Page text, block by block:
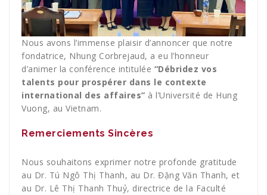
Nous avons l’immense plaisir d’annoncer que notre
fondatrice, Nhung Corbrejaud, a eu l’honneur
d’animer la conférence intitulée “Débridez vos
talents pour prospérer dans le contexte
international des affaires” à l’Université de Hung
Vuong, au Vietnam.
Remerciements Sincères
Nous souhaitons exprimer notre profonde gratitude
au Dr. Tú Ngô Thị Thanh, au Dr. Đặng Văn Thanh, et
au Dr. Lê Thị Thanh Thuỷ, directrice de la Faculté